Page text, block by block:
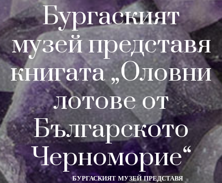
Бургаският
музей представя
книгата „Оловни
лотове от
Българското
Черноморие“
БУРГАСКИЯТ МУЗЕЙ ПРЕДСТАВЯ